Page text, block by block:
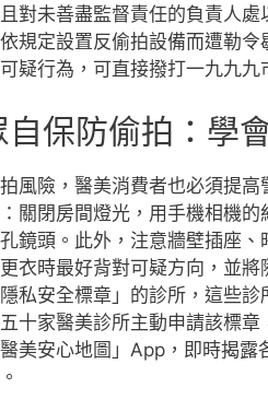
對未善盡監督責任的負責人
規定設置反偷拍設備而遭勒
疑行為，可直接撥打一九九
自保防偷拍：學
風險，醫美消費者也必須提
關閉房間燈光，用手機相機
鏡頭。此外，注意牆壁插座
衣時最好背對可疑方向，並
私安全標章」的診所，這些
十家醫美診所主動申請該標
美安心地圖」App，即時揭露